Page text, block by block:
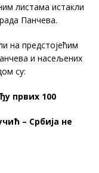
листама истакли
Панчева.
предстојећим
и насељених
су:
првих 100
– Србија не